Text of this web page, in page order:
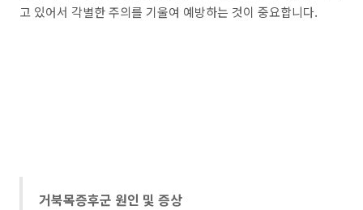
고 있어서 각별한 주의를 기울여 예방하는 것이 중요합니다.
거북목증후군 원인 및 증상